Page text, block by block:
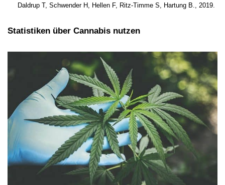
Daldrup T, Schwender H, Hellen F, Ritz-Timme S, Hartung B., 2019.
Statistiken über Cannabis nutzen